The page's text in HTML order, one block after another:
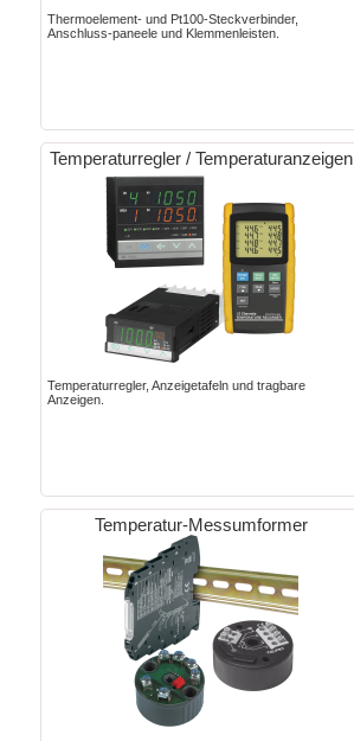
Thermoelement- und Pt100-Steckverbinder,
Anschluss-paneele und Klemmenleisten.
Temperaturregler / Temperaturanzeigen
Temperaturregler, Anzeigetafeln und tragbare
Anzeigen.
Temperatur-Messumformer